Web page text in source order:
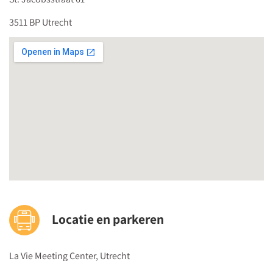
3511 BP Utrecht
Locatie en parkeren
La Vie Meeting Center, Utrecht